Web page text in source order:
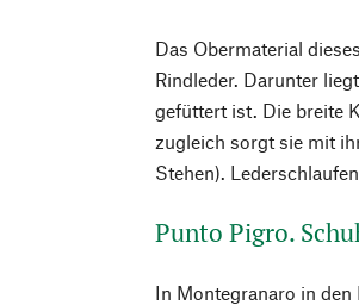
Das Obermaterial
Rindleder. Darunter
gefüttert ist. Die breite
zugleich sorgt sie mit
Stehen).
Punto Pigro.
In Montegranaro in